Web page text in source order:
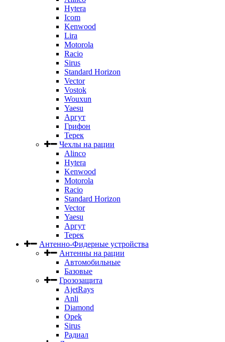
Hytera
Icom
Kenwood
Lira
Motorola
Racio
Sirus
Standard Horizon
Vector
Vostok
Wouxun
Yaesu
Аргут
Грифон
Терек
Чехлы на рации
Alinco
Hytera
Kenwood
Motorola
Racio
Standard Horizon
Vector
Yaesu
Аргут
Терек
Антенно-Фидерные устройства
Антенны на рации
Автомобильные
Базовые
Грозозащита
AjetRays
Anli
Diamond
Opek
Sirus
Радиал